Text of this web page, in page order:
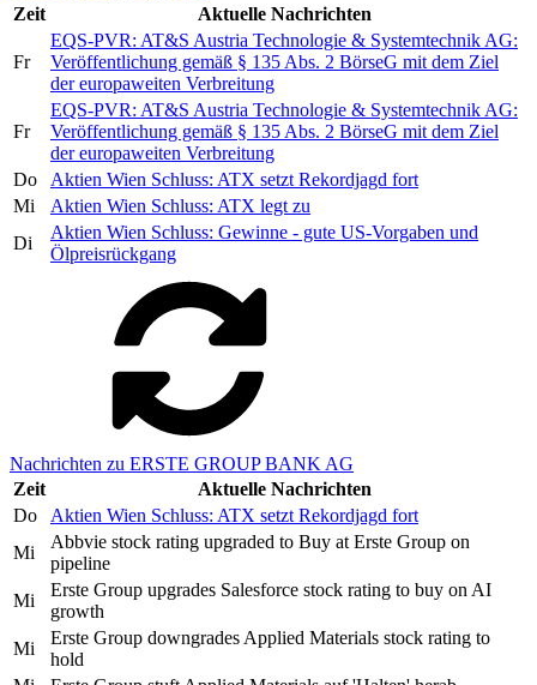
Zeit
Aktuelle Nachrichten
Fr
EQS-PVR: AT&S Austria Technologie & Systemtechnik AG:
Veröffentlichung gemäß § 135 Abs. 2 BörseG mit dem Ziel
der europaweiten Verbreitung
Fr
EQS-PVR: AT&S Austria Technologie & Systemtechnik AG:
Veröffentlichung gemäß § 135 Abs. 2 BörseG mit dem Ziel
der europaweiten Verbreitung
Do
Aktien Wien Schluss: ATX setzt Rekordjagd fort
Mi
Aktien Wien Schluss: ATX legt zu
Di
Aktien Wien Schluss: Gewinne - gute US-Vorgaben und
Ölpreisrückgang
Nachrichten zu ERSTE GROUP BANK AG
Zeit
Aktuelle Nachrichten
Do
Aktien Wien Schluss: ATX setzt Rekordjagd fort
Mi
Abbvie stock rating upgraded to Buy at Erste Group on
pipeline
Mi
Erste Group upgrades Salesforce stock rating to buy on AI
growth
Mi
Erste Group downgrades Applied Materials stock rating to
hold